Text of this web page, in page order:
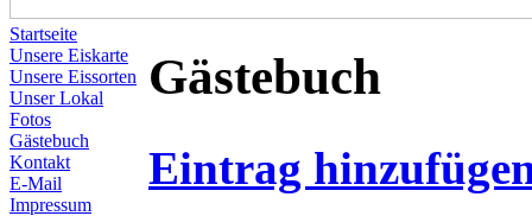
Startseite
Unsere Eiskarte
Unsere Eissorten
Unser Lokal
Fotos
Gästebuch
Kontakt
E-Mail
Impressum
Gästebuch
Eintrag